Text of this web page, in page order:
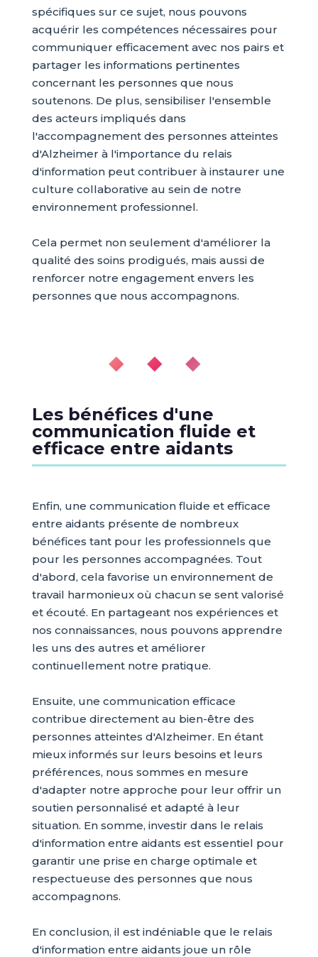
spécifiques sur ce sujet, nous pouvons
acquérir les compétences nécessaires pour
communiquer efficacement avec nos pairs et
partager les informations pertinentes
concernant les personnes que nous
soutenons. De plus, sensibiliser l'ensemble
des acteurs impliqués dans
l'accompagnement des personnes atteintes
d'Alzheimer à l'importance du relais
d'information peut contribuer à instaurer une
culture collaborative au sein de notre
environnement professionnel.
Cela permet non seulement d'améliorer la
qualité des soins prodigués, mais aussi de
renforcer notre engagement envers les
personnes que nous accompagnons.
◆ ◆ ◆
Les bénéfices d'une
communication fluide et
efficace entre aidants
Enfin, une communication fluide et efficace
entre aidants présente de nombreux
bénéfices tant pour les professionnels que
pour les personnes accompagnées. Tout
d'abord, cela favorise un environnement de
travail harmonieux où chacun se sent valorisé
et écouté. En partageant nos expériences et
nos connaissances, nous pouvons apprendre
les uns des autres et améliorer
continuellement notre pratique.
Ensuite, une communication efficace
contribue directement au bien-être des
personnes atteintes d'Alzheimer. En étant
mieux informés sur leurs besoins et leurs
préférences, nous sommes en mesure
d'adapter notre approche pour leur offrir un
soutien personnalisé et adapté à leur
situation. En somme, investir dans le relais
d'information entre aidants est essentiel pour
garantir une prise en charge optimale et
respectueuse des personnes que nous
accompagnons.
En conclusion, il est indéniable que le relais
d'information entre aidants joue un rôle